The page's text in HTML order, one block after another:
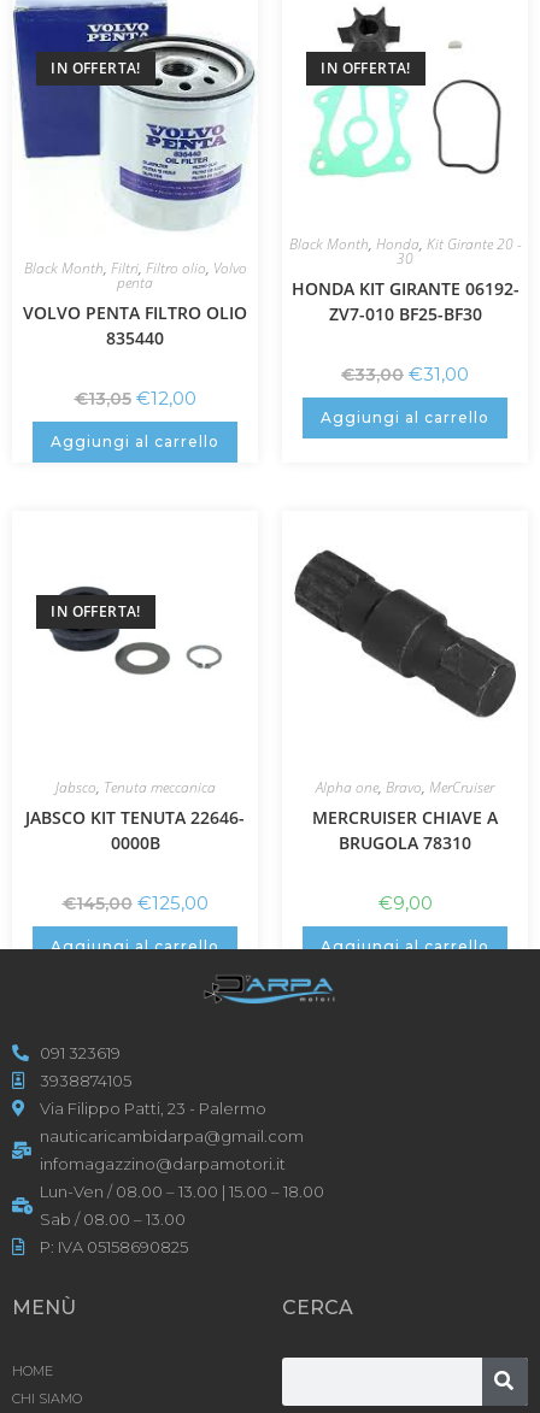
IN OFFERTA!
Black Month, Filtri, Filtro olio, Volvo
penta
VOLVO PENTA FILTRO OLIO
835440
€13,05 €12,00
Aggiungi al carrello
IN OFFERTA!
Black Month, Honda, Kit Girante 20 -
30
HONDA KIT GIRANTE 06192-
ZV7-010 BF25-BF30
€33,00 €31,00
Aggiungi al carrello
IN OFFERTA!
Jabsco, Tenuta meccanica
JABSCO KIT TENUTA 22646-
0000B
€145,00 €125,00
Aggiungi al carrello
Alpha one, Bravo, MerCruiser
MERCRUISER CHIAVE A
BRUGOLA 78310
€9,00
Aggiungi al carrello
091 323619
3938874105
Via Filippo Patti, 23 - Palermo
nauticaricambidarpa@gmail.com
infomagazzino@darpamotori.it
Lun-Ven / 08.00 – 13.00 | 15.00 – 18.00
Sab / 08.00 – 13.00
P: IVA 05158690825
MENÙ
HOME
CHI SIAMO
CERCA